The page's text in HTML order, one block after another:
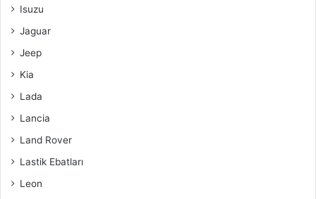
Isuzu
Jaguar
Jeep
Kia
Lada
Lancia
Land Rover
Lastik Ebatları
Leon